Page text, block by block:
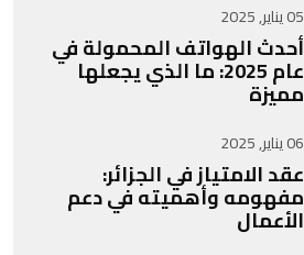
05 يناير, 2025
أحدث الهواتف المحمولة في
عام 2025: ما الذي يجعلها
مميزة
06 يناير, 2025
عقد الامتياز في الجزائر:
مفهومه وأهميته في دعم
الأعمال